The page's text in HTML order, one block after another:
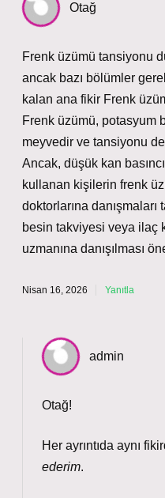
Otağ
Frenk üzümü tansiyonu
ancak bazı bölümler
kalan ana fikir Frenk
Frenk üzümü, potasyum
meyvedir ve tansiyonu
Ancak, düşük kan
kullanan kişilerin frenk
doktorlarına
besin takviyesi veya ilaç
uzmanına danışılması
Nisan 16, 2026 Yanıtla
admin
Otağ!
Her ayrıntıda aynı
ederim.